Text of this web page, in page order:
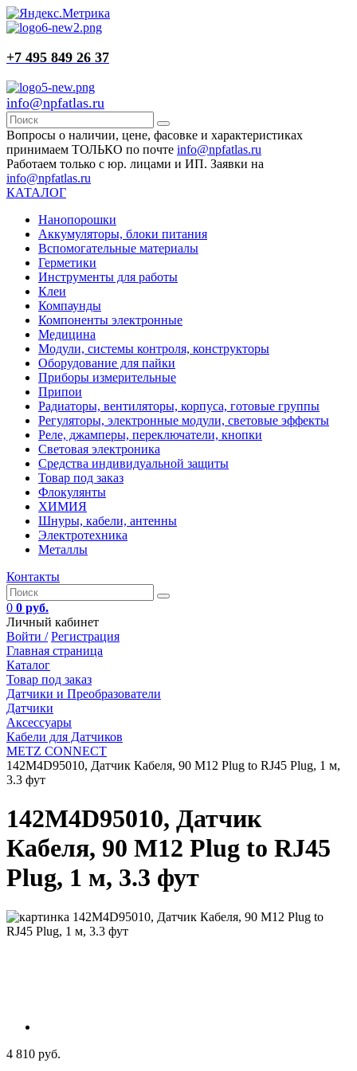
+7 495 849 26 37
info@npfatlas.ru
Вопросы о наличии, цене, фасовке и характеристиках
принимаем ТОЛЬКО по почте info@npfatlas.ru
Работаем только с юр. лицами и ИП. Заявки на
info@npfatlas.ru
КАТАЛОГ
Нанопорошки
Аккумуляторы, блоки питания
Вспомогательные материалы
Герметики
Инструменты для работы
Клеи
Компаунды
Компоненты электронные
Медицина
Модули, системы контроля, конструкторы
Оборудование для пайки
Приборы измерительные
Припои
Радиаторы, вентиляторы, корпуса, готовые группы
Регуляторы, электронные модули, световые эффекты
Реле, джамперы, переключатели, кнопки
Световая электроника
Средства индивидуальной защиты
Товар под заказ
Флокулянты
ХИМИЯ
Шнуры, кабели, антенны
Электротехника
Металлы
Контакты
0 0 руб.
Личный кабинет
Войти / Регистрация
Главная страница
Каталог
Товар под заказ
Датчики и Преобразователи
Датчики
Аксессуары
Кабели для Датчиков
METZ CONNECT
142M4D95010, Датчик Кабеля, 90 M12 Plug to RJ45 Plug, 1 м,
3.3 фут
142M4D95010, Датчик
Кабеля, 90 M12 Plug to RJ45
Plug, 1 м, 3.3 фут
4 810 руб.